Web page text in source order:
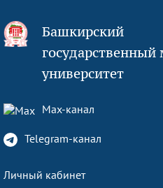
Башкирский
университет
Max-канал
Telegram-канал
Личный кабинет